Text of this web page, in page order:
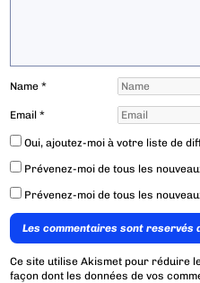
Name*
Email*
Oui, ajoutez-moi à votre liste de
Prévenez-moi de tous les
Prévenez-moi de tous les
Les commentaires sont reservés
Ce site utilise Akismet pour réduire
façon dont les données de vos